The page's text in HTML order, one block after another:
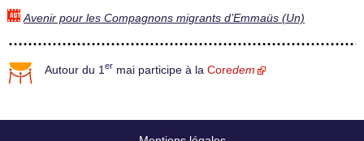
Avenir pour les Compagnons migrants d’Emmaüs (Un)
Autour du 1 er mai participe à la Coredem